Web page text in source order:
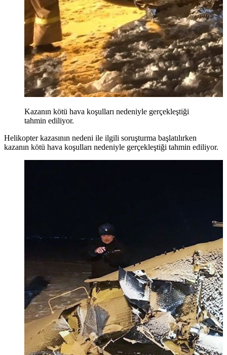
Kazanın kötü hava koşulları nedeniyle gerçekleştiği
tahmin ediliyor.
Helikopter kazasının nedeni ile ilgili soruşturma başlatılırken
kazanın kötü hava koşulları nedeniyle gerçekleştiği tahmin ediliyor.